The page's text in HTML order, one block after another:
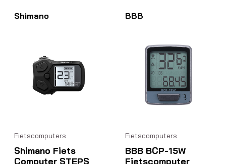
populariteit
Shimano
Fietscomputers
Shimano Fiets
Computer STEPS
BBB
Fietscomputers
BBB BCP-15W
Fietscomputer